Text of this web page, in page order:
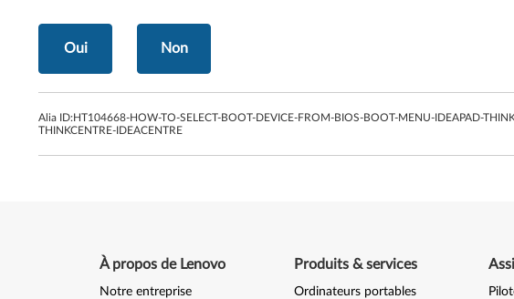
Oui Non
Alia ID:HT104668-HOW-TO-SELECT-BOOT-DEVICE-FROM-BIOS-BOOT-MENU-IDEAPAD-
THINKCENTRE-IDEACENTRE
À propos de Lenovo
Notre entreprise
Produits & services
Ordinateurs portables